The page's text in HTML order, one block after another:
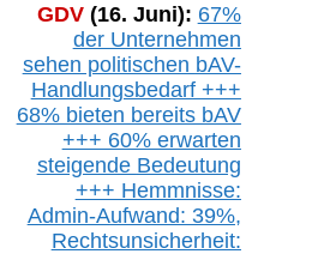
GDV (16. Juni): 67%
der Unternehmen
sehen politischen bAV-
Handlungsbedarf +++
68% bieten bereits bAV
+++ 60% erwarten
steigende Bedeutung
+++ Hemmnisse:
Admin-Aufwand: 39%,
Rechtsunsicherheit: